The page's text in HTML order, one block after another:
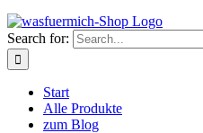
Search for:
Start
Alle Produkte
zum Blog